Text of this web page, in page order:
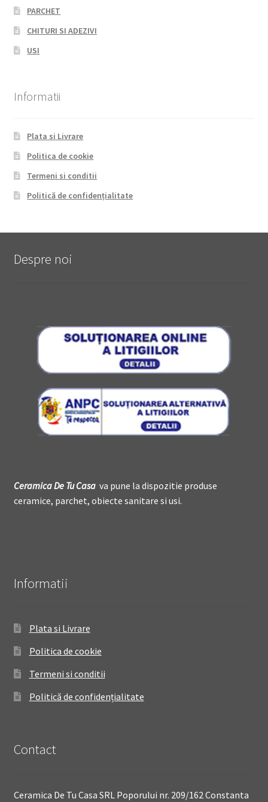
PARCHET
CHITURI SI ADEZIVI
USI
Informatii
Plata si Livrare
Politica de cookie
Termeni si conditii
Politică de confidențialitate
Despre noi
Ceramica DeTu Casava pune la dispozitie produse
ceramice, parchet, obiecte sanitare si usi.
Informatii
Plata si Livrare
Politica de cookie
Termeni si conditii
Politică de confidențialitate
Contact
Ceramica De Tu Casa SRL Poporului nr. 209/162 Constanta